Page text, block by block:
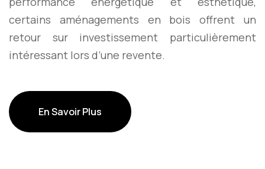
certains aménagements en bois offrent un
retour sur investissement particulièrement
intéressant lors d’une revente.
En Savoir Plus
En Savoir Plus